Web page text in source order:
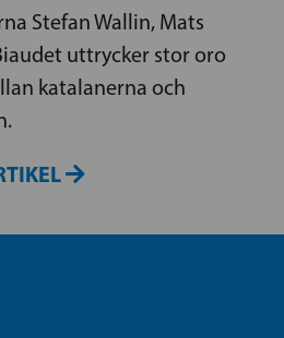
Stefan Wallin, Mats
uttrycker stor oro
katalanerna och